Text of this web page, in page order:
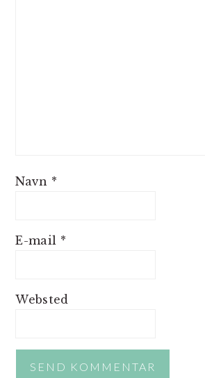
Navn *
E-mail *
Websted